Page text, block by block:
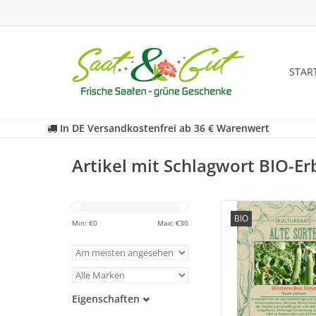
In DE Versandkostenfrei ab 36 € Warenwert
Artikel mit Schlagwort BIO-
Min: €0 Max: €30
Eigenschaften
BIO
Entdecken Sie
historische Erbse
in Vergessenheit
ZUM WARENKORB